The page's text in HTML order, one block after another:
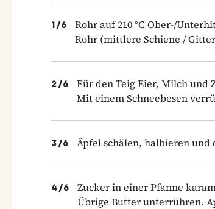
1/6
Rohr auf 210 °C Ober-/
Rohr (mittlere Schiene /
2/6
Für den Teig Eier, Milch und
Mit einem Schneebesen
3/6 Äpfel schälen, halbieren und
4/6
Zucker in einer Pfanne
Übrige Butter unterrühren.